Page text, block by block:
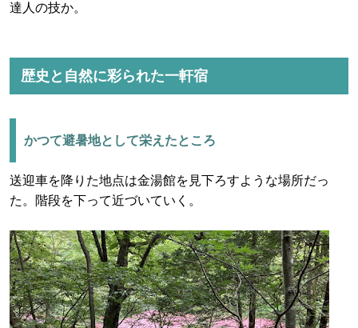
達人の技か。
歴史と自然に彩られた一軒宿
かつて避暑地として栄えたところ
送迎車を降りた地点は金湯館を見下ろすような場所だっ
た。階段を下って近づいていく。